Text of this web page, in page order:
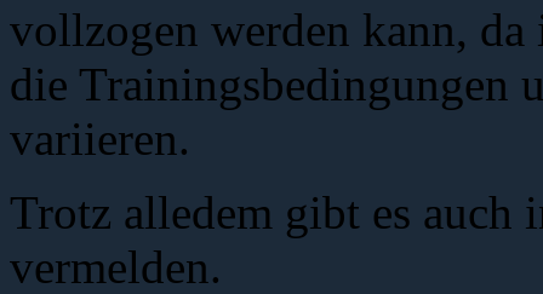
vollzogen werden kann,
die Trainingsbedingungen
variieren.
Trotz alledem gibt es auch
vermelden.